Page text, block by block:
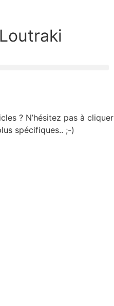
? N’hésitez pas à cliquer
spécifiques.. ;-)